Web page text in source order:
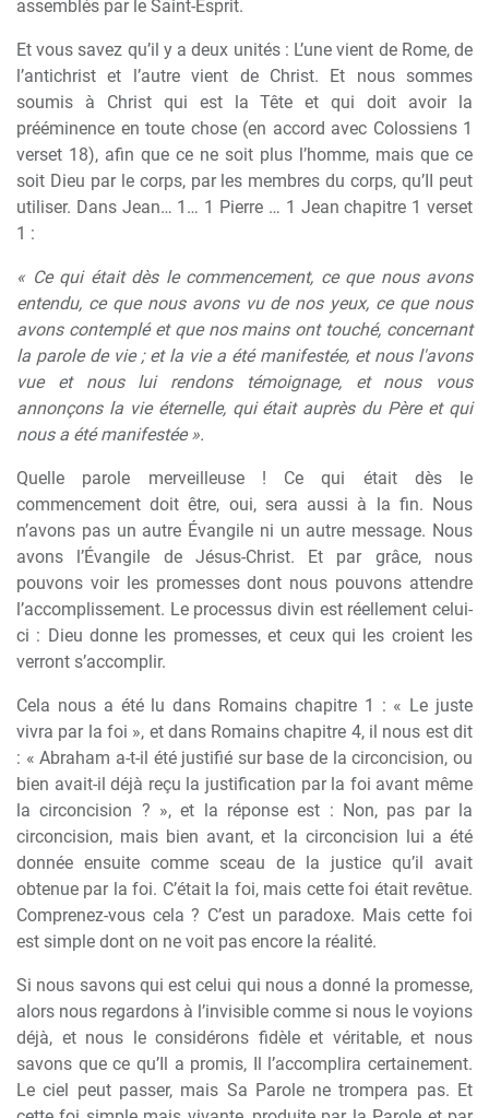
assemblés par le Saint-Esprit.
Et vous savez qu’il y a deux unités : L’une vient de Rome, de
l’antichrist et l’autre vient de Christ. Et nous sommes
soumis à Christ qui est la Tête et qui doit avoir la
prééminence en toute chose (en accord avec Colossiens 1
verset 18), afin que ce ne soit plus l’homme, mais que ce
soit Dieu par le corps, par les membres du corps, qu’II peut
utiliser. Dans Jean… 1… 1 Pierre … 1 Jean chapitre 1 verset
1 :
« Ce qui était dès le commencement, ce que nous avons
entendu, ce que nous avons vu de nos yeux, ce que nous
avons contemplé et que nos mains ont touché, concernant
la parole de vie ; et la vie a été manifestée, et nous l'avons
vue et nous lui rendons témoignage, et nous vous
annonçons la vie éternelle, qui était auprès du Père et qui
nous a été manifestée ».
Quelle parole merveilleuse ! Ce qui était dès le
commencement doit être, oui, sera aussi à la fin. Nous
n’avons pas un autre Évangile ni un autre message. Nous
avons l’Évangile de Jésus-Christ. Et par grâce, nous
pouvons voir les promesses dont nous pouvons attendre
l’accomplissement. Le processus divin est réellement celui-
ci : Dieu donne les promesses, et ceux qui les croient les
verront s’accomplir.
Cela nous a été lu dans Romains chapitre 1 : « Le juste
vivra par la foi », et dans Romains chapitre 4, il nous est dit
: « Abraham a-t-il été justifié sur base de la circoncision, ou
bien avait-il déjà reçu la justification par la foi avant même
la circoncision ? », et la réponse est : Non, pas par la
circoncision, mais bien avant, et la circoncision lui a été
donnée ensuite comme sceau de la justice qu’il avait
obtenue par la foi. C’était la foi, mais cette foi était revêtue.
Comprenez-vous cela ? C’est un paradoxe. Mais cette foi
est simple dont on ne voit pas encore la réalité.
Si nous savons qui est celui qui nous a donné la promesse,
alors nous regardons à l’invisible comme si nous le voyions
déjà, et nous le considérons fidèle et véritable, et nous
savons que ce qu’Il a promis, Il l’accomplira certainement.
Le ciel peut passer, mais Sa Parole ne trompera pas. Et